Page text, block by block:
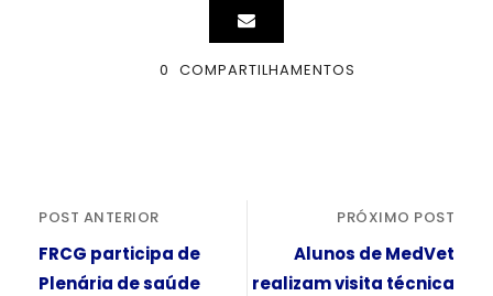
0 COMPARTILHAMENTOS
POST ANTERIOR
FRCG participa de
Plenária de saúde
PRÓXIMO POST
Alunos de MedVet
realizam visita técnica